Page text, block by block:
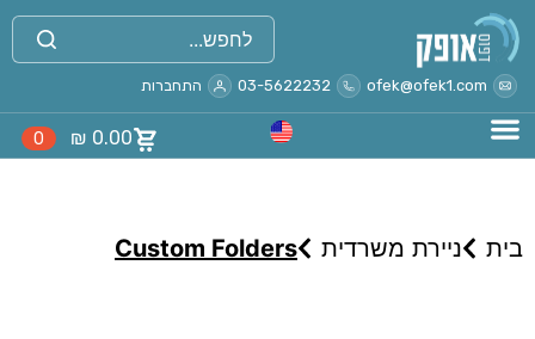
ofek@ofek1.com
03-5622232 התחברות
₪ 0.00
0
בית ניירת משרדית Custom Folders